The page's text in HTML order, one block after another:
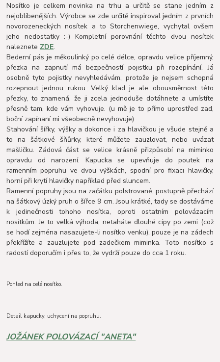
Nosítko je celkem novinka na trhu a určitě se stane jedním z
nejoblíbenějších. Výrobce se zde určitě inspiroval jedním z prvních
novorozeneckých nosítek a to Storchenwiege, vychytal ovšem
jeho nedostatky :-) Kompletní porovnání těchto dvou nosítek
naleznete ZDE.
Bederní pás je měkoulinký po celé délce, opravdu velice příjemný,
přezka na zapnutí má bezpečností pojistku při rozepínání. Já
osobně tyto pojistky nevyhledávám, protože je nejsem schopná
rozepnout jednou rukou. Velký klad je ale obousměrnost této
přezky, to znamená, že ji zcela jednoduše dotáhnete a umístíte
přesně tam, kde vám vyhovuje. (u mě je to přímo uprostřed zad,
boční zapínaní mi všeobecně nevyhovuje)
Stahování šířky, výšky a dokonce i za hlavičkou je všude stejně a
to na šátkové šňůrky, které můžete zauzlovat, nebo uvázat
mašličku. Zádová část se velice krásně přizpůsobí na miminko
opravdu od narození. Kapucka se upevňuje do poutek na
ramenním popruhu ve dvou výškách, spodní pro fixaci hlavičky,
horní při krytí hlavičky například před sluncem.
Ramenní popruhy jsou na začátku polstrované, postupně přechází
na šátkový úzký pruh o šířce 9 cm. Jsou krátké, tady se dostáváme
k jedinečnosti tohoho nosítka, oproti ostatním polovázacím
nosítkům. Je to velká výhoda, netaháte dlouhé cípy po zemi (což
se hodí zejména nasazujete-li nosítko venku), pouze je na zádech
překřížíte a zauzlujete pod zadečkem miminka. Toto nosítko s
radostí doporučím i přes to, že vydrží pouze do cca 1 roku.
Pohled na celé nosítko.
Detail kapucky, uchycení na popruhu.
JOŽÁNEK POLOVÁZACÍ "ANETA"